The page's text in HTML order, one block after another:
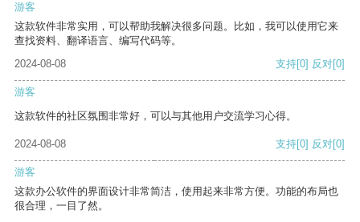
游客
这款软件非常实用，可以帮助我解决很多问题。比如，我可以使用它来
查找资料、翻译语言、编写代码等。
2024-08-08
支持[0] 反对[0]
游客
这款软件的社区氛围非常好，可以与其他用户交流学习心得。
2024-08-08 支持[0] 反对[0]
游客
这款办公软件的界面设计非常简洁，使用起来非常方便。功能的布局也
很合理，一目了然。